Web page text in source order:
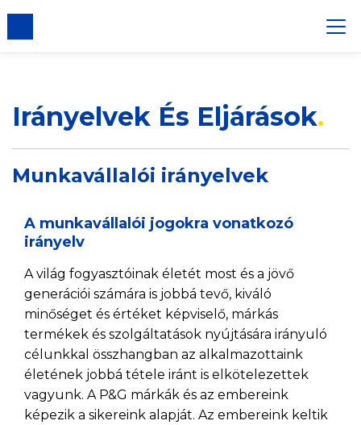
Irányelvek És Eljárások
Munkavállalói irányelvek
A munkavállalói jogokra vonatkozó
irányelv
A világ fogyasztóinak életét most és a jövő
generációi számára is jobbá tevő, kiváló
minőséget és értéket képviselő, márkás
termékek és szolgáltatások nyújtására irányuló
célunkkal összhangban az alkalmazottaink
életének jobbá tétele iránt is elkötelezettek
vagyunk. A P&G márkák és az embereink
képezik a sikereink alapját. Az embereink keltik